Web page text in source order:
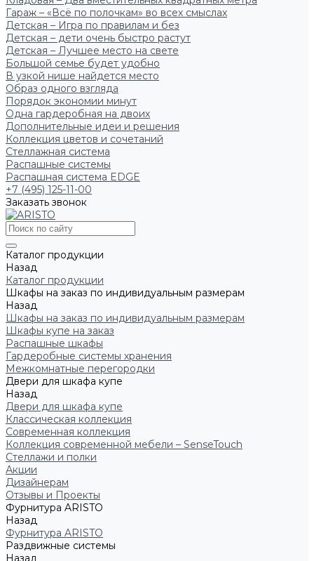
Гараж – «Всё по полочкам» во всех смыслах
Детская – Игра по правилам и без
Детская – дети очень быстро растут
Детская – Лучшее место на свете
Большой семье будет удобно
В узкой нише найдется место
Образ одного взгляда
Порядок экономии минут
Одна гардеробная на двоих
Дополнительные идеи и решения
Коллекция цветов и сочетаний
Стеллажная система
Распашные системы
Распашная система EDGE
+7 (495) 125-11-00
Заказать звонок
Каталог продукции
Назад
Каталог продукции
Шкафы на заказ по индивидуальным размерам
Назад
Шкафы на заказ по индивидуальным размерам
Шкафы купе на заказ
Распашные шкафы
Гардеробные системы хранения
Межкомнатные перегородки
Двери для шкафа купе
Назад
Двери для шкафа купе
Классическая коллекция
Современная коллекция
Коллекция современной мебели – SenseTouch
Стеллажи и полки
Акции
Дизайнерам
Отзывы и Проекты
Фурнитура ARISTO
Назад
Фурнитура ARISTO
Раздвижные системы
Назад